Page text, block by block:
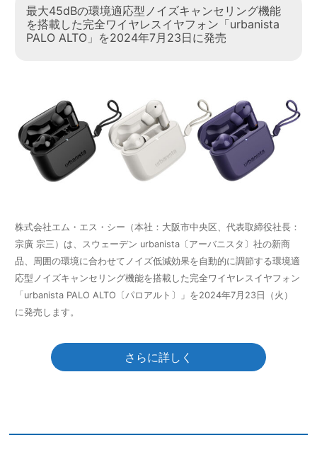
最大45dBの環境適応型ノイズキャンセリング機能
を搭載した完全ワイヤレスイヤフォン「urbanista
PALO ALTO」を2024年7月23日に発売
株式会社エム・エス・シー（本社：大阪市中央区、代表取締役社⻑：
宗廣 宗三）は、スウェーデン urbanista〔アーバニスタ〕社の新商
品、周囲の環境に合わせてノイズ低減効果を自動的に調節する環境適
応型ノイズキャンセリング機能を搭載した完全ワイヤレスイヤフォン
「urbanista PALO ALTO〔パロアルト〕」を2024年7月23日（火）
に発売します。
さらに詳しく